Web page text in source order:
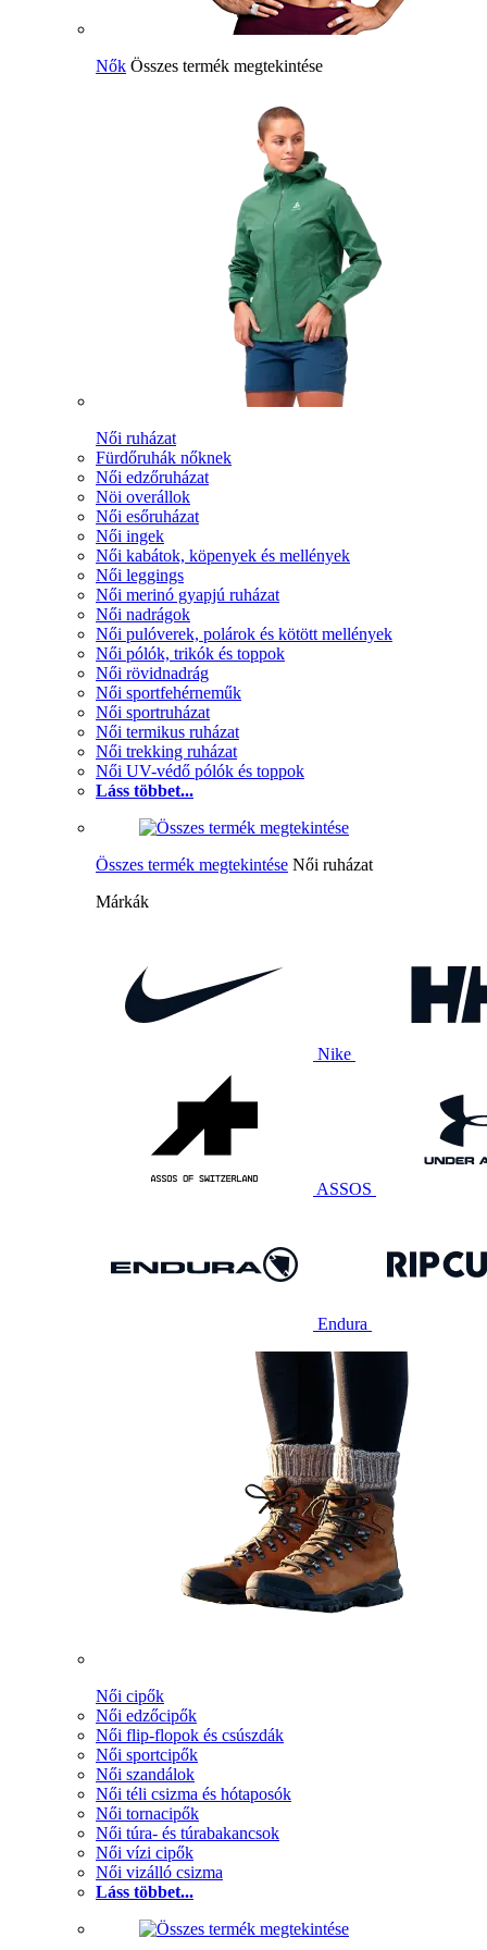
Nők Összes termék megtekintése
Női ruházat
Fürdőruhák nőknek
Női edzőruházat
Nöi overállok
Női esőruházat
Női ingek
Női kabátok, köpenyek és mellények
Női leggings
Női merinó gyapjú ruházat
Női nadrágok
Női pulóverek, polárok és kötött mellények
Női pólók, trikók és toppok
Női rövidnadrág
Női sportfehérneműk
Női sportruházat
Női termikus ruházat
Női trekking ruházat
Női UV-védő pólók és toppok
Láss többet...
Összes termék megtekintése Női ruházat
Márkák
Nike
ASSOS
Endura
Női cipők
Női edzőcipők
Női flip-flopok és csúszdák
Női sportcipők
Női szandálok
Női téli csizma és hótaposók
Női tornacipők
Női túra- és túrabakancsok
Női vízi cipők
Női vizálló csizma
Láss többet...